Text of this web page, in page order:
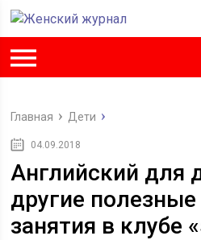
Главная Дети
04.09.2018
Английский для
другие
занятия в клубе